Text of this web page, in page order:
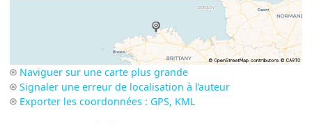
Naviguer sur une carte plus grande
Signaler une erreur de localisation à l’auteur
Exporter les coordonnées : GPS, KML